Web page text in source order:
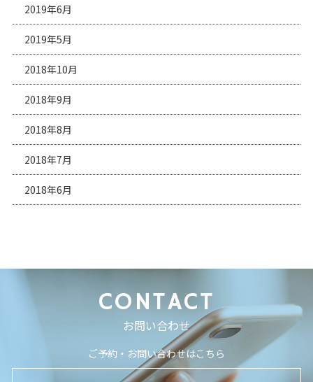
2019年6月
2019年5月
2018年10月
2018年9月
2018年8月
2018年7月
2018年6月
CONTACT
お問い合わせ
ご予約・お問い合わせはこちら